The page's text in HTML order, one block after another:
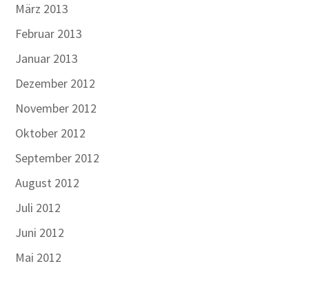
März 2013
Februar 2013
Januar 2013
Dezember 2012
November 2012
Oktober 2012
September 2012
August 2012
Juli 2012
Juni 2012
Mai 2012